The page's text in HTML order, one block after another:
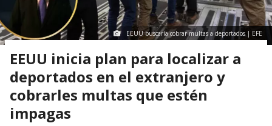
EEUU buscaría cobrar multas a deportados | EFE
EEUU inicia plan para localizar a
deportados en el extranjero y
cobrarles multas que estén
impagas